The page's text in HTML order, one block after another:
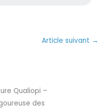
Article suivant →
Qualiopi –
des